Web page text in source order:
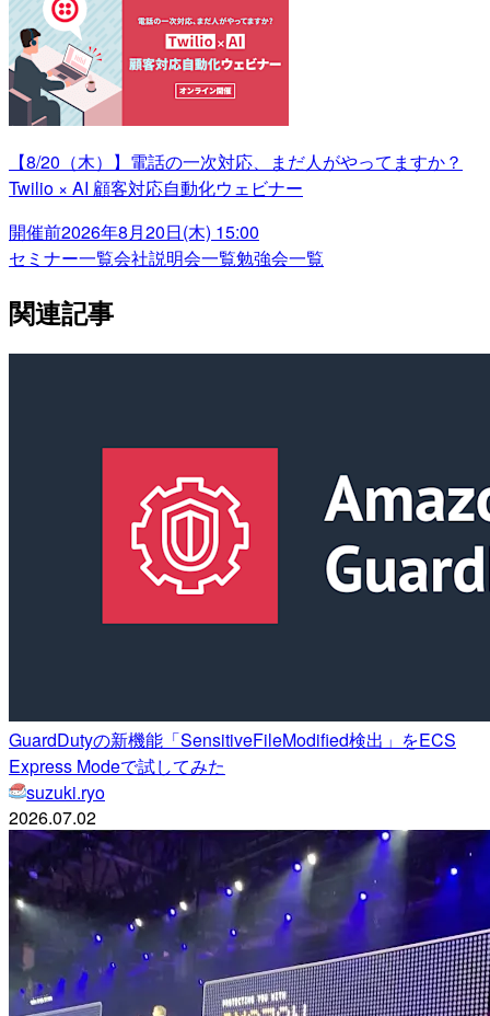
【8/20（木）】電話の一次対応、まだ人がやってますか？
Twilio × AI 顧客対応自動化ウェビナー
開催前2026年8月20日(木) 15:00
セミナー一覧会社説明会一覧勉強会一覧
関連記事
GuardDutyの新機能「SensitiveFileModified検出」をECS
Express Modeで試してみた
suzuki.ryo
2026.07.02